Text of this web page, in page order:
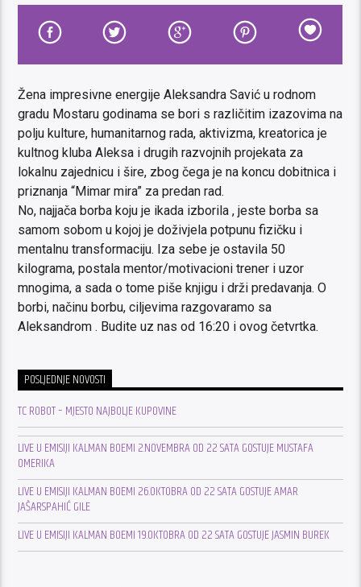
Žena impresivne energije Aleksandra Savić u rodnom
gradu Mostaru godinama se bori s različitim izazovima na
polju kulture, humanitarnog rada, aktivizma, kreatorica je
kultnog kluba Aleksa i drugih razvojnih projekata za
lokalnu zajednicu i šire, zbog čega je na koncu dobitnica i
priznanja “Mimar mira” za predan rad.
No, najjača borba koju je ikada izborila , jeste borba sa
samom sobom u kojoj je doživjela potpunu fizičku i
mentalnu transformaciju. Iza sebe je ostavila 50
kilograma, postala mentor/motivacioni trener i uzor
mnogima, a sada o tome piše knjigu i drži predavanja. O
borbi, načinu borbu, ciljevima razgovaramo sa
Aleksandrom . Budite uz nas od 16:20 i ovog četvrtka.
POSLJEDNJE NOVOSTI
TC ROBOT – MJESTO NAJBOLJE KUPOVINE
LIVE U EMISIJI KALMAN BOEMI 2.NOVEMBRA OD 22 SATA GOSTUJE MUSTAFA
OMERIKA
LIVE U EMISIJI KALMAN BOEMI 26.OKTOBRA OD 22 SATA GOSTUJE AMAR
JAŠARSPAHIĆ GILE
LIVE U EMISIJI KALMAN BOEMI 19.OKTOBRA OD 22 SATA GOSTUJE JASMIN BUREK